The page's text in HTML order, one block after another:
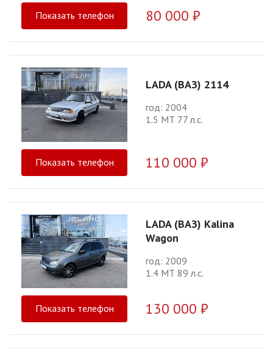
Показать телефон 80 000 ₽
LADA (ВАЗ) 2114
год: 2004
1.5 МТ 77 л.с.
Показать телефон 110 000 ₽
LADA (ВАЗ) Kalina
Wagon
год: 2009
1.4 МТ 89 л.с.
Показать телефон 130 000 ₽